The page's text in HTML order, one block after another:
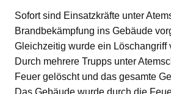
Sofort sind Einsatzkräfte unter
Brandbekämpfung ins Gebäude
Gleichzeitig wurde ein Löschangriff
Durch mehrere Trupps unter
Feuer gelöscht und das gesamte
Das Gebäude wurde durch die